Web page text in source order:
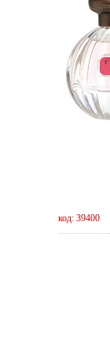
код: 39400